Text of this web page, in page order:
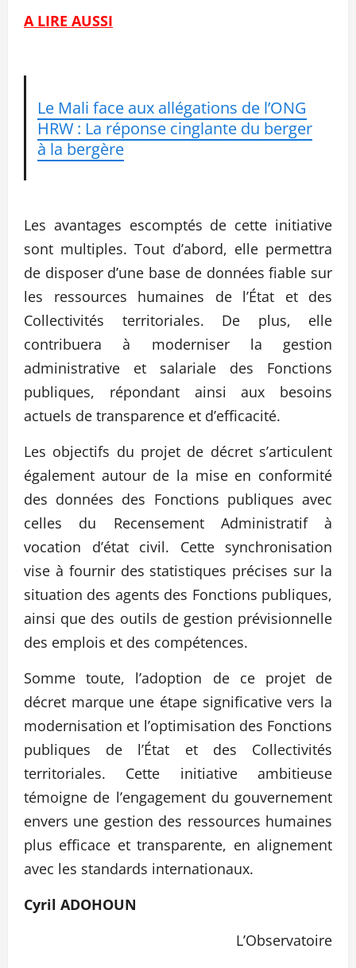
A LIRE AUSSI
Le Mali face aux allégations de l’ONG
HRW : La réponse cinglante du berger
à la bergère
Les avantages escomptés de cette initiative
sont multiples. Tout d’abord, elle permettra
de disposer d’une base de données fiable sur
les ressources humaines de l’État et des
Collectivités territoriales. De plus, elle
contribuera à moderniser la gestion
administrative et salariale des Fonctions
publiques, répondant ainsi aux besoins
actuels de transparence et d’efficacité.
Les objectifs du projet de décret s’articulent
également autour de la mise en conformité
des données des Fonctions publiques avec
celles du Recensement Administratif à
vocation d’état civil. Cette synchronisation
vise à fournir des statistiques précises sur la
situation des agents des Fonctions publiques,
ainsi que des outils de gestion prévisionnelle
des emplois et des compétences.
Somme toute, l’adoption de ce projet de
décret marque une étape significative vers la
modernisation et l’optimisation des Fonctions
publiques de l’État et des Collectivités
territoriales. Cette initiative ambitieuse
témoigne de l’engagement du gouvernement
envers une gestion des ressources humaines
plus efficace et transparente, en alignement
avec les standards internationaux.
Cyril ADOHOUN
L’Observatoire